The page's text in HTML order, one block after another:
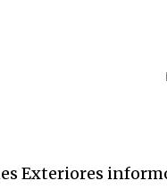
Exteriores